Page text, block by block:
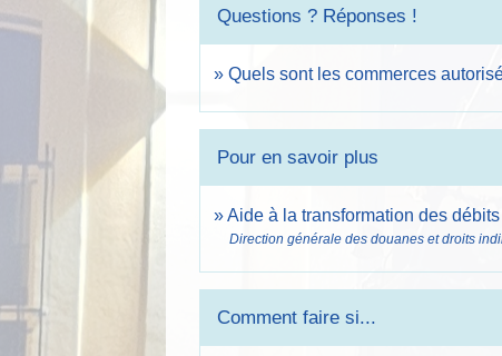
Questions ? Réponses !
Quels sont les commerces
Pour en savoir plus
Aide à la transformation des
Direction générale des douanes et droits
Comment faire si...